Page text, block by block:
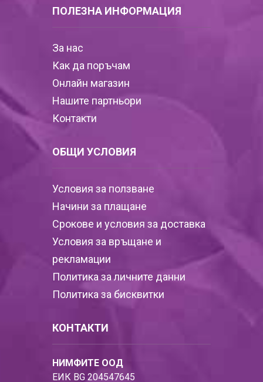
ПОЛЕЗНА ИНФОРМАЦИЯ
За нас
Как да поръчам
Онлайн магазин
Нашите партньори
Контакти
ОБЩИ УСЛОВИЯ
Условия за ползване
Начини за плащане
Срокове и условия за доставка
Условия за връщане и
рекламации
Политика за личните данни
Политика за бисквитки
КОНТАКТИ
НИМФИТЕ ООД
ЕИК BG 204547645